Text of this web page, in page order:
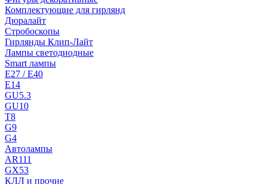
Комплектующие для гирлянд
Дюралайт
Стробоскопы
Гирлянды Клип-Лайт
Лампы светодиодные
Smart лампы
E27 / E40
E14
GU5.3
GU10
T8
G9
G4
Автолампы
AR111
GX53
КЛЛ и прочие